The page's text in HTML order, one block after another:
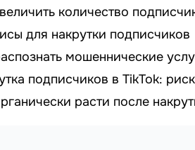
количество
для накрутки подписчиков
мошеннические
подписчиков в TikTok:
расти после